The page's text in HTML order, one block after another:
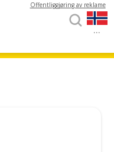
...
Offentliggjøring av reklame